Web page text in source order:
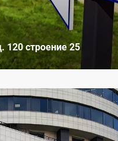
120 строение 25